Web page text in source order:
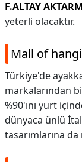
F.ALTAY
yeterli olacaktır.
Mall of
Türkiye'de
markalarından
%90'ını yurt
dünyaca ünlü
tasarımlarına